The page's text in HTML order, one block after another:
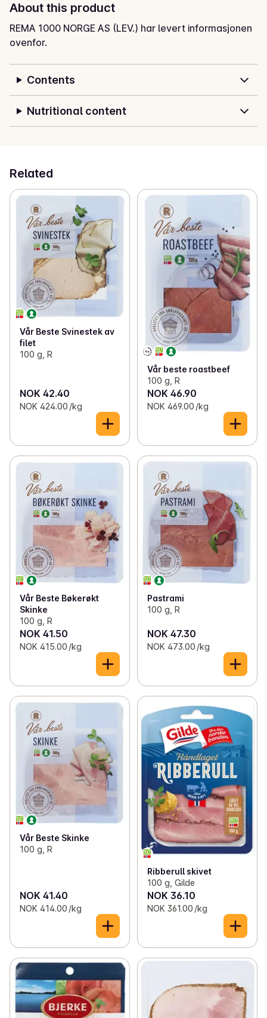
About this product
REMA 1000 NORGE AS (LEV.) har levert informasjonen
ovenfor.
Contents
Nutritional content
Related
Vår Beste Svinestek av
filet
100 g, R
NOK 42.40
NOK 424.00 /kg
Vår beste roastbeef
100 g, R
NOK 46.90
NOK 469.00 /kg
Vår Beste Bøkerøkt
Skinke
100 g, R
NOK 41.50
NOK 415.00 /kg
Pastrami
100 g, R
NOK 47.30
NOK 473.00 /kg
Vår Beste Skinke
100 g, R
NOK 41.40
NOK 414.00 /kg
Ribberull skivet
100 g, Gilde
NOK 36.10
NOK 361.00 /kg